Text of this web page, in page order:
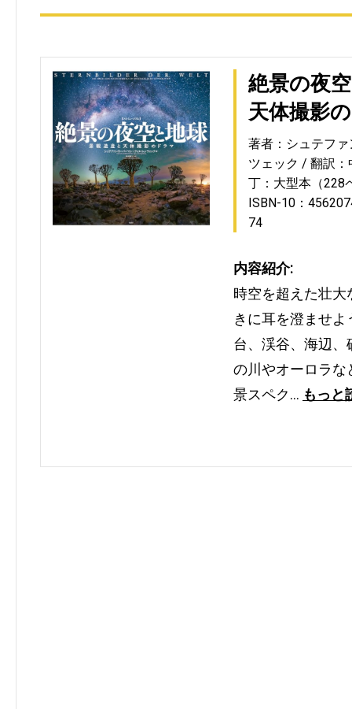
絶景の夜
天体撮影
著者：シュテフ
ツェック
翻訳：
丁：大型本（228
ISBN-10：
74
内容紹介:
時空を超えた壮
きに耳を澄ませ
台、渓谷、海辺
の川やオーロラな
景スペク… もっと